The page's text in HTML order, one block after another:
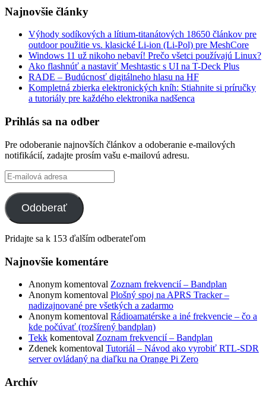
Najnovšie články
Výhody sodíkových a lítium-titanátových 18650 článkov pre
outdoor použitie vs. klasické Li-ion (Li-Pol) pre MeshCore
Windows 11 už nikoho nebaví! Prečo všetci používajú Linux?
Ako flashnúť a nastaviť Meshtastic s UI na T-Deck Plus
RADE – Budúcnosť digitálneho hlasu na HF
Kompletná zbierka elektronických kníh: Stiahnite si príručky
a tutoriály pre každého elektronika nadšenca
Prihlás sa na odber
Pre odoberanie najnovších článkov a odoberanie e-mailových
notifikácií, zadajte prosím vašu e-mailovú adresu.
E-
mailová
adresa
Odoberať
Pridajte sa k 153 ďalším odberateľom
Najnovšie komentáre
Anonym komentoval Zoznam frekvencií – Bandplan
Anonym komentoval Plošný spoj na APRS Tracker –
nadizajnované pre všetkých a zadarmo
Anonym komentoval Rádioamatérske a iné frekvencie – čo a
kde počúvať (rozšírený bandplan)
Tekk komentoval Zoznam frekvencií – Bandplan
Zdenek komentoval Tutoriál – Návod ako vyrobiť RTL-SDR
server ovládaný na diaľku na Orange Pi Zero
Archív